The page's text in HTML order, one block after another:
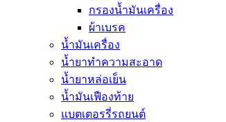
กรองน้ำมันเครื่อง
ผ้าเบรค
น้ำมันเครื่อง
น้ำยาทำความสะอาด
น้ำยาหล่อเย็น
น้ำมันเฟืองท้าย
แบตเตอรรี่รถยนต์